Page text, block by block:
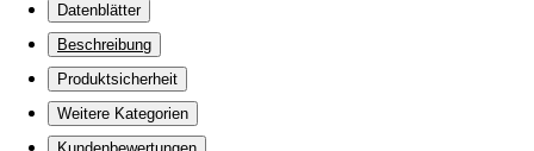
Datenblätter
Beschreibung
Produktsicherheit
Weitere Kategorien